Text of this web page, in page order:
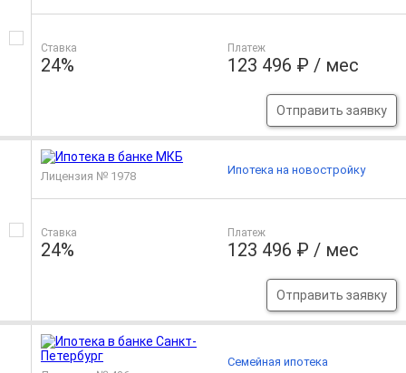
Ставка
24%
Платеж
123 496 ₽ / мес
Отправить заявку
Лицензия № 1978
Ставка
24%
Платеж
123 496 ₽ / мес
Отправить заявку
Ипотека на новостройку
Семейная ипотека